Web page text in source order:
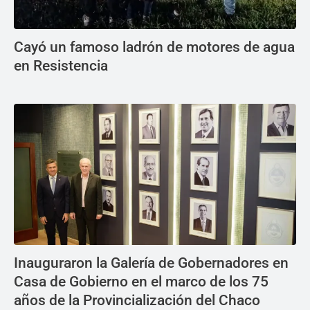
Cayó un famoso ladrón de motores de agua
en Resistencia
Inauguraron la Galería de Gobernadores en
Casa de Gobierno en el marco de los 75
años de la Provincialización del Chaco